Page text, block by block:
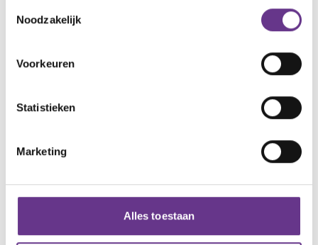
Noodzakelijk
Voorkeuren
Statistieken
Marketing
Alles toestaan
94,1%